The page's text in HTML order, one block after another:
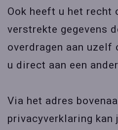
Ook heeft u het recht
verstrekte gegevens
overdragen aan uzelf
u direct aan een
Via het adres
privacyverklaring kan